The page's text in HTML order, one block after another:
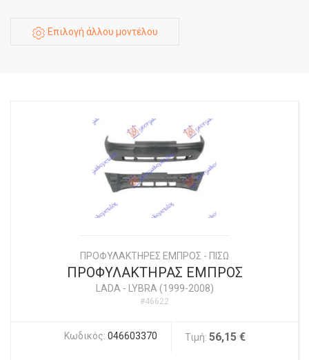
Επιλογή άλλου μοντέλου
ΠΡΟΦΥΛΑΚΤΗΡΕΣ ΕΜΠΡΟΣ - ΠΙΣΩ
ΠΡΟΦΥΛΑΚΤΗΡΑΣ ΕΜΠΡΟΣ
LADA- LYBRA (1999-2008)
#46622
Κωδικός: 046603370 Τιμή: 56,15 €